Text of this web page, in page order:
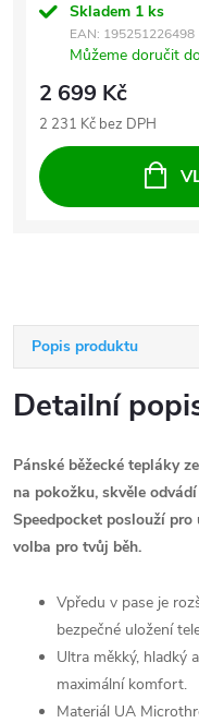
Skladem 1 ks
EAN: 195251226498
Můžeme doručit
2 699 Kč
2 231 Kč bez DPH
Popis produktu
Detailní
Pánské běžecké tepláky
na pokožku, skvěle
Speedpocket poslouží
volba pro tvůj běh.
Vpředu v pase je
bezpečné uložení
Ultra měkký, hladký
maximální komfort.
Materiál UA